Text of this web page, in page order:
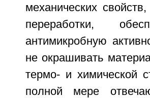
механических
переработки,
антимикробную
не окрашивать
термо- и химической
полной мере